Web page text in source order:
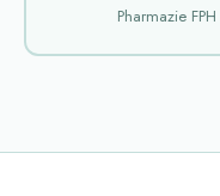
Pharmazie FPH